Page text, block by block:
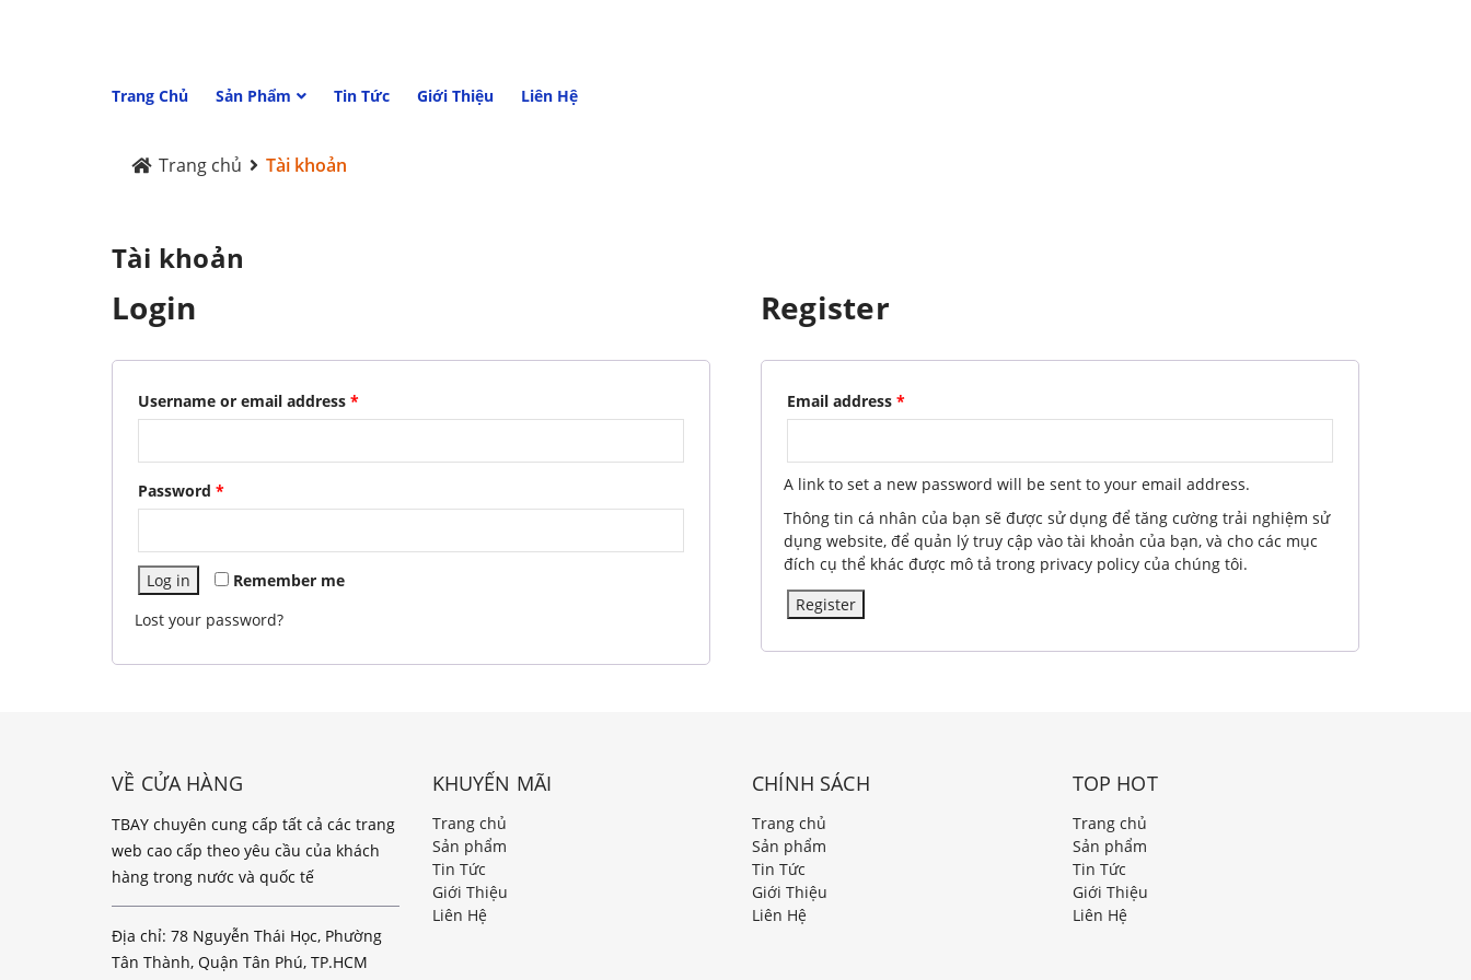
Trang Chủ Sản Phẩm Tin Tức Giới Thiệu Liên Hệ
Trang chủ Tài khoản
Tài khoản
Login
Username or email address *
Password *
Remember me
Log in
Lost your password?
Register
Email address *
A link to set a new password will be sent to your email address.
Thông tin cá nhân của bạn sẽ được sử dụng để tăng cường trải nghiệm sử
dụng website, để quản lý truy cập vào tài khoản của bạn, và cho các mục
đích cụ thể khác được mô tả trong privacy policycủa chúng tôi.
Register
VỀ CỬA HÀNG
TBAY chuyên cung cấp tất cả các trang
web cao cấp theo yêu cầu của khách
hàng trong nước và quốc tế
Địa chỉ: 78 Nguyễn Thái Học, Phường
Tân Thành, Quận Tân Phú, TP.HCM
KHUYẾN MÃI
Trang chủ
Sản phẩm
Tin Tức
Giới Thiệu
Liên Hệ
CHÍNH SÁCH
Trang chủ
Sản phẩm
Tin Tức
Giới Thiệu
Liên Hệ
TOP HOT
Trang chủ
Sản phẩm
Tin Tức
Giới Thiệu
Liên Hệ